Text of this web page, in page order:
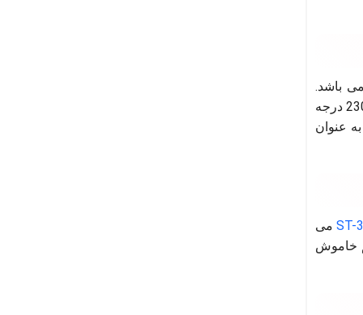
یکی دیگر از بهترین اتوهای حرارتی که می توانند برای موهای ضخیم و پر پشت استفاده شود اتو مو دارک استار مدل CL-168 می باشد.
صفحه این اتو از جنس نانو سرامیک است و اندازه متوسط دارد. مدت زمان گرم شدن اتو حدود 30 ثانیه بوده و حداکثر دمای آن به 230 درجه
عنوان
می
سیستم خاموش